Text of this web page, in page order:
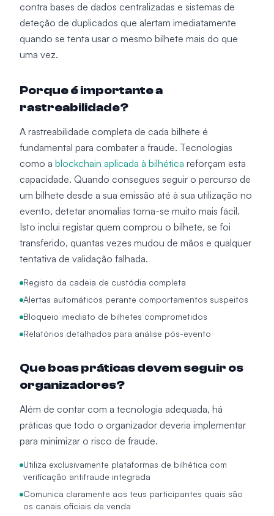
contra bases de dados centralizadas e sistemas de
deteção de duplicados que alertam imediatamente
quando se tenta usar o mesmo bilhete mais do que
uma vez.
Porque é importante a
rastreabilidade?
A rastreabilidade completa de cada bilhete é
fundamental para combater a fraude. Tecnologias
como a blockchain aplicada à bilhética reforçam esta
capacidade. Quando consegues seguir o percurso de
um bilhete desde a sua emissão até à sua utilização no
evento, detetar anomalias torna-se muito mais fácil.
Isto inclui registar quem comprou o bilhete, se foi
transferido, quantas vezes mudou de mãos e qualquer
tentativa de validação falhada.
Registo da cadeia de custódia completa
Alertas automáticos perante comportamentos suspeitos
Bloqueio imediato de bilhetes comprometidos
Relatórios detalhados para análise pós-evento
Que boas práticas devem seguir os
organizadores?
Além de contar com a tecnologia adequada, há
práticas que todo o organizador deveria implementar
para minimizar o risco de fraude.
Utiliza exclusivamente plataformas de bilhética com
verificação antifraude integrada
Comunica claramente aos teus participantes quais são
os canais oficiais de venda